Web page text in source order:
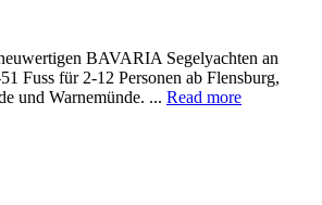
BAVARIA Segelyachten an
Fuss für 2-12 Personen ab Flensburg,
und Warnemünde. ... Read more